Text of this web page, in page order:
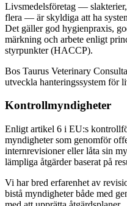
Livsmedelsföretag —
flera — är skyldiga att ha
Det gäller god hygienpraxis,
märkning och arbete enligt
styrpunkter (HACCP).
Bos Taurus Veterinary
utveckla hanteringssystem för
Kontrollmyndigheter
Enligt artikel 6 i EU:s
myndigheter som genomför
internrevisioner eller låta sin
lämpliga åtgärder baserat på
Vi har bred erfarenhet av
bistå myndigheter både med